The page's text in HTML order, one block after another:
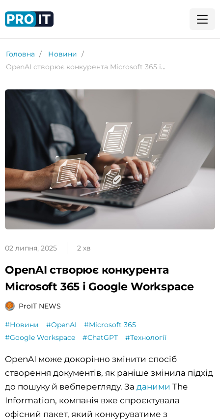
Головна
Новини
OpenAI створює конкурента Microsoft 365 і Google Workspace
02 липня, 2025 2 хв
OpenAI створює конкурента
Microsoft 365 і Google Workspace
ProIT NEWS
#Новини #OpenAI
#Microsoft 365
#Google Workspace
#ChatGPT #Технології
OpenAI може докорінно змінити спосіб
створення документів, як раніше змінила підхід
до пошуку й вебперегляду. За даними The
Information, компанія вже спроєктувала
офісний пакет, який конкуруватиме з